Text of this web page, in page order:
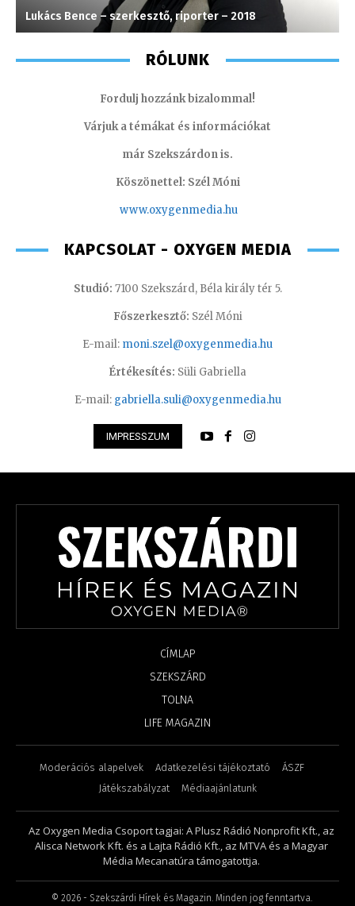
Lukács Bence – szerkesztő, riporter – 2018
RÓLUNK
Fordulj hozzánk bizalommal!
Várjuk a témákat és információkat
már Szekszárdon is.
Köszönettel: Szél Móni
www.oxygenmedia.hu
KAPCSOLAT - OXYGEN MEDIA
Studió: 7100 Szekszárd, Béla király tér 5.
Főszerkesztő: Szél Móni
E-mail: moni.szel@oxygenmedia.hu
Értékesítés: Süli Gabriella
E-mail: gabriella.suli@oxygenmedia.hu
IMPRESSZUM
CÍMLAP
SZEKSZÁRD
TOLNA
LIFE MAGAZIN
Moderációs alapelvek Adatkezelési tájékoztató
ÁSZF
Játékszabályzat
Médiaajánlatunk
Az Oxygen Media Csoport tagjai: A Plusz Rádió Nonprofit Kft., az
Alisca Network Kft. és a Lajta Rádió Kft., az MTVA és a Magyar
Média Mecanatúra támogatottja.
© 2026- Szekszárdi Hírek és Magazin. Minden jog fenntartva.